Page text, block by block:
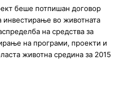
беше потпишан договор
инвестирање во животната
на средства за
на програми, проекти и
животна средина за 2015